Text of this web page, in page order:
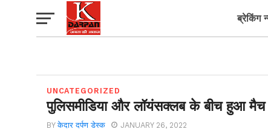
ब्रेकिंग
UNCATEGORIZED
पुलिसमीडिया और लॉयंसक्लब के बीच हुआ मैच
BYकेदार दर्पण डेस्क JANUARY 26, 2022